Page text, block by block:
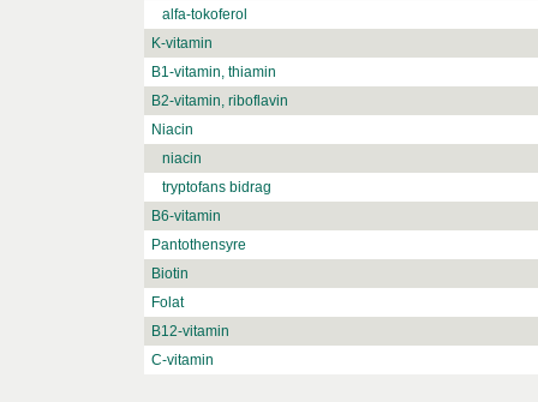
alfa-tokoferol
K-vitamin
B1-vitamin, thiamin
B2-vitamin, riboflavin
Niacin
niacin
tryptofans bidrag
B6-vitamin
Pantothensyre
Biotin
Folat
B12-vitamin
C-vitamin